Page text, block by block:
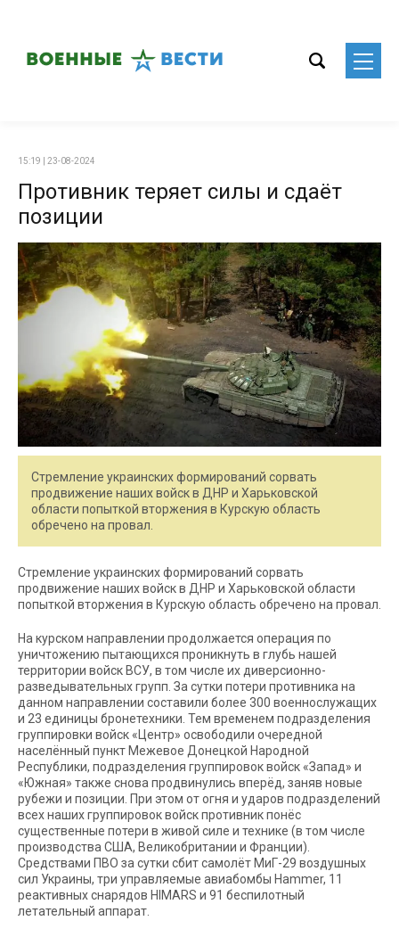
15:19 | 23-08-2024
Противник теряет силы и сдаёт
позиции
Стремление украинских формирований сорвать
продвижение наших войск в ДНР и Харьковской
области попыткой вторжения в Курскую область
обречено на провал.
Стремление украинских формирований сорвать
продвижение наших войск в ДНР и Харьковской области
попыткой вторжения в Курскую область обречено на провал.
На курском направлении продолжается операция по
уничтожению пытающихся проникнуть в глубь нашей
территории войск ВСУ, в том числе их диверсионно-
разведывательных групп. За сутки потери противника на
данном направлении составили более 300 военнослужащих
и 23 единицы бронетехники. Тем временем подразделения
группировки войск «Центр» освободили очередной
населённый пункт Межевое Донецкой Народной
Республики, подразделения группировок войск «Запад» и
«Южная» также снова продвинулись вперёд, заняв новые
рубежи и позиции. При этом от огня и ударов подразделений
всех наших группировок войск противник понёс
существенные потери в живой силе и технике (в том числе
производства США, Великобритании и Франции).
Средствами ПВО за сутки сбит самолёт МиГ-29 воздушных
сил Украины, три управляемые авиабомбы Hammer, 11
реактивных снарядов HIMARS и 91 беспилотный
летательный аппарат.